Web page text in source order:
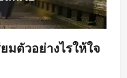
มตัวอย่างไรให้ใจ